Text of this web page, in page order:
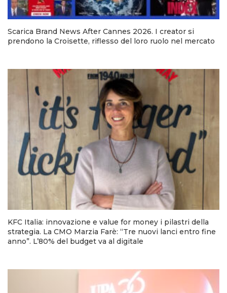
Scarica Brand News After Cannes 2026. I creator si
prendono la Croisette, riflesso del loro ruolo nel mercato
KFC Italia: innovazione e value for money i pilastri della
strategia. La CMO Marzia Farè: “Tre nuovi lanci entro fine
anno”. L’80% del budget va al digitale